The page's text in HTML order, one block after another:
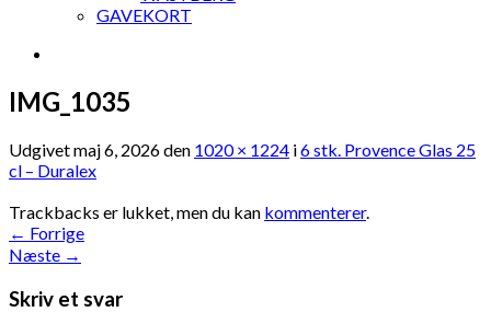
GAVEKORT
IMG_1035
Udgivetmaj 6, 2026den 1020 × 1224 i6 stk. Provence Glas 25
cl – Duralex
Trackbacks er lukket, men du kan kommenterer.
← Forrige
Næste →
Skriv et svar